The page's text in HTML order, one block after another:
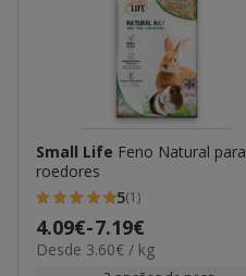
Small Life Feno Natural para
roedores
5
estrelas
com
5(1)
Preço
de
4.09€-7.19€
3.60€
Desde 3.60€ / kg